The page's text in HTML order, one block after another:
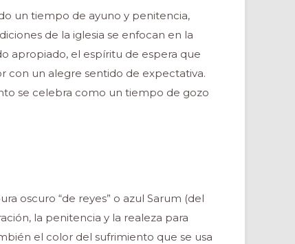
un tiempo de ayuno y penitencia,
de la iglesia se enfocan en la
apropiado, el espíritu de espera que
con un alegre sentido de expectativa.
se celebra como un tiempo de gozo
oscuro “de reyes” o azul Sarum (del
la penitencia y la realeza para
el color del sufrimiento que se usa